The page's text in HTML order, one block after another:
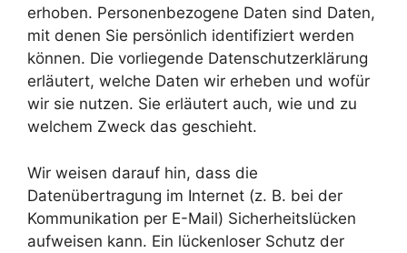
erhoben. Personenbezogene Daten sind Daten,
mit denen Sie persönlich identifiziert werden
können. Die vorliegende Datenschutzerklärung
erläutert, welche Daten wir erheben und wofür
wir sie nutzen. Sie erläutert auch, wie und zu
welchem Zweck das geschieht.
Wir weisen darauf hin, dass die
Datenübertragung im Internet (z. B. bei der
Kommunikation per E-Mail) Sicherheitslücken
aufweisen kann. Ein lückenloser Schutz der